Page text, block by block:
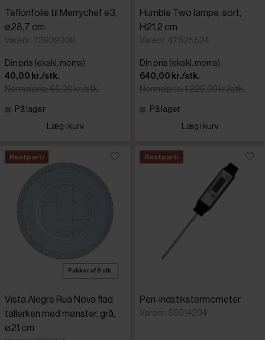
Teflonfolie til Merrychef e3,
ø28,7 cm
Varenr: 73939308
Din pris (ekskl. moms)
40,00 kr./stk.
Normalpris: 65,00 kr./stk.
På lager
Læg i kurv
Humble Two lampe, sort,
H21,2 cm
Varenr: 47625524
Din pris (ekskl. moms)
640,00 kr./stk.
Normalpris: 1.225,00 kr./stk.
På lager
Læg i kurv
Restparti
Pakker af 6 stk.
Vista Alegre Rua Nova flad
tallerken med mønster, grå,
ø21 cm
Restparti
Pen-indstikstermometer
Varenr: 55914204